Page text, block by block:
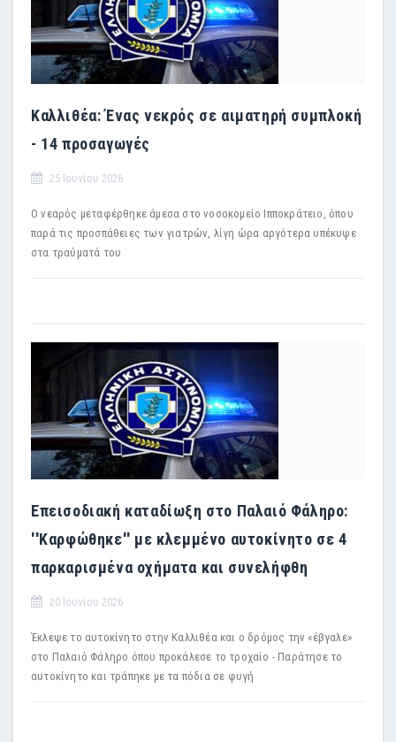
Καλλιθέα: Ένας νεκρός σε αιματηρή συμπλοκή
- 14 προσαγωγές
25 Ιουνίου 2026
Ο νεαρός μεταφέρθηκε άμεσα στο νοσοκομείο Ιπποκράτειο, όπου
παρά τις προσπάθειες των γιατρών, λίγη ώρα αργότερα υπέκυψε
στα τραύματά του
Επεισοδιακή καταδίωξη στο Παλαιό Φάληρο:
''Καρφώθηκε'' με κλεμμένο αυτοκίνητο σε 4
παρκαρισμένα οχήματα και συνελήφθη
20 Ιουνίου 2026
Έκλεψε το αυτοκίνητο στην Καλλιθέα και ο δρόμος την «έβγαλε»
στο Παλαιό Φάληρο όπου προκάλεσε το τροχαίο - Παράτησε το
αυτοκίνητο και τράπηκε με τα πόδια σε φυγή